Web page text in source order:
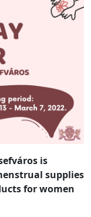
is
supplies
for women